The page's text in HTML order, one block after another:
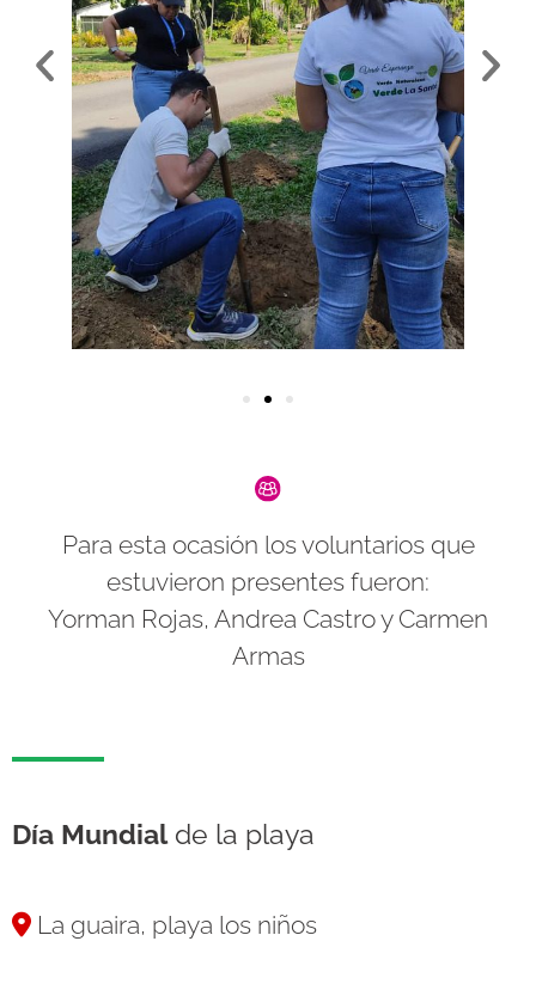
Para esta ocasión los voluntarios que
estuvieron presentes fueron:
Yorman Rojas, Andrea Castro y Carmen
Armas
Día Mundialde la playa
La guaira, playa los niños